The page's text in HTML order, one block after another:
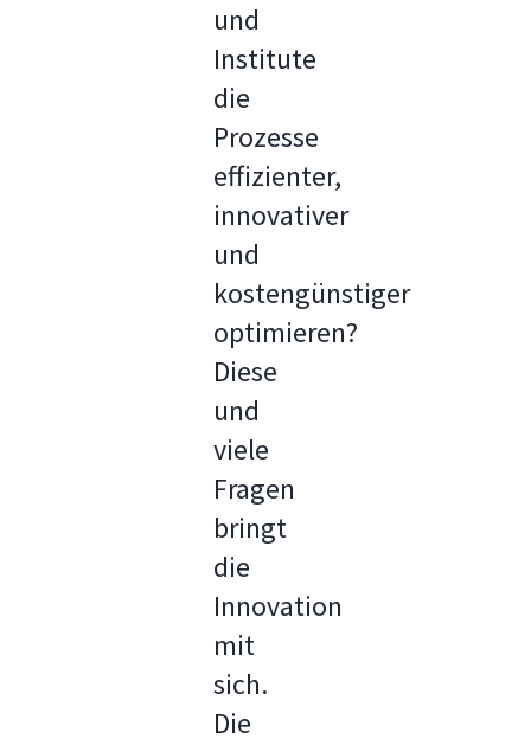
und
Institute
die
Prozesse
effizienter,
innovativer
und
kostengünstiger
optimieren?
Diese
und
viele
Fragen
bringt
die
Innovation
mit
sich.
Die